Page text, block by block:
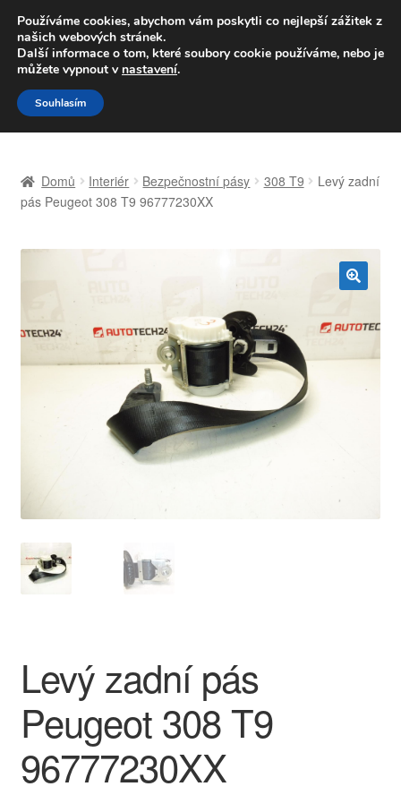
DOPRAVA od 139,-Kč
Volejte po-pá 9-16 704 494 494
Přeskočit
na
navigaci
Přejít
k
obsahu
Celosvětová doprava
Košík
Platby
Reklamace
Reklamační řád
Vrakoviště Citroën
Domů Interiér Bezpečnostní pásy 308 T9
Levý zadní
pás Peugeot 308 T9 96777230XX
Levý zadní pás
Peugeot 308 T9
96777230XX
Používáme cookies, abychom vám poskytli co nejlepší zážitek z
našich webových stránek.
Další informace o tom, které soubory cookie používáme, nebo je
můžete vypnout v nastavení.
Souhlasím